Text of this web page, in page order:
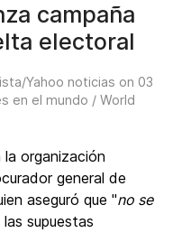
campaña
electoral
Yahoo noticias on 03
en el mundo / World
organización
general de
aseguró que "no se
supuestas